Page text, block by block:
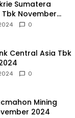
Sumatera
November
0
Central Asia Tbk
0
Mining
2024